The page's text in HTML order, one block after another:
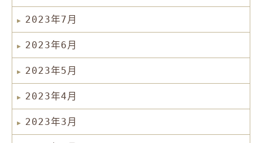
2023年7月
2023年6月
2023年5月
2023年4月
2023年3月